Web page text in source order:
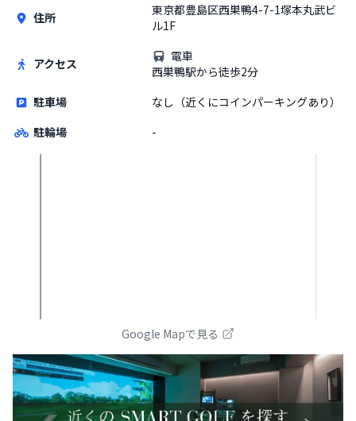
住所
東京都豊島区西巣鴨4-7-1塚本丸武ビ
ル1F
アクセス
電車
西巣鴨駅から徒歩2分
駐車場
なし（近くにコインパーキングあり）
駐輪場
-
Google Mapで見る